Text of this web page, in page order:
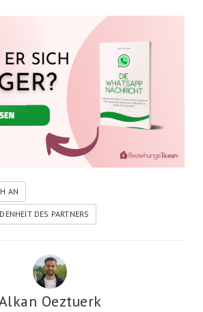
AN
DES PARTNERS
Oeztuerk